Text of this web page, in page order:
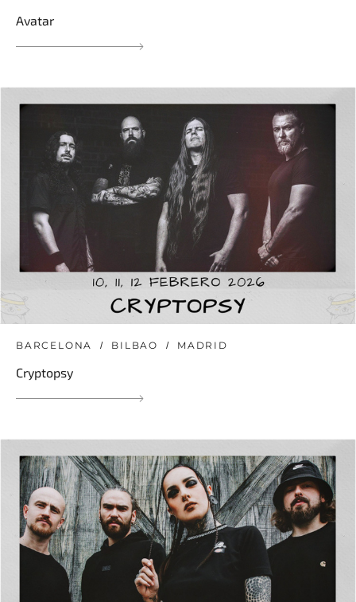
Avatar
BARCELONA BILBAO MADRID
Cryptopsy